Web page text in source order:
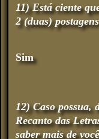
11) Está ciente
2 (duas)
Sim
12) Caso possua,
Recanto das
saber mais de